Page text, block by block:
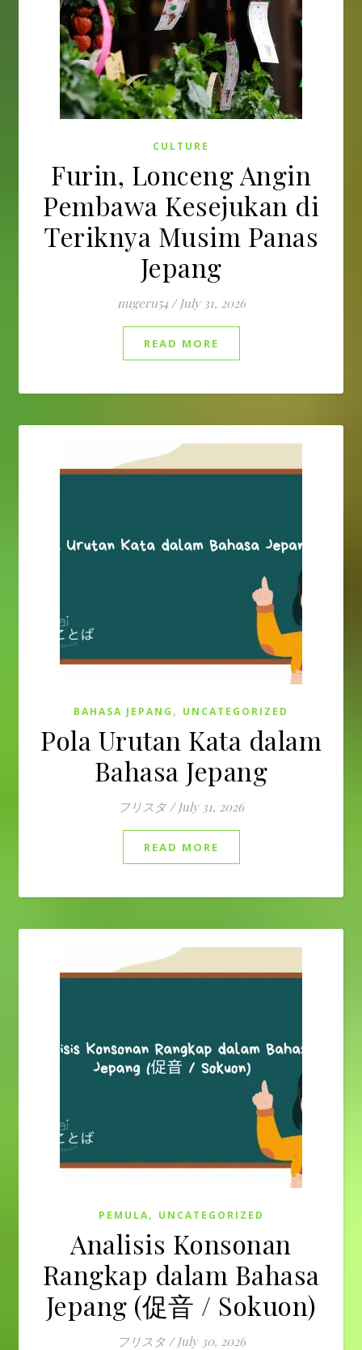
CULTURE
Furin, Lonceng Angin
Pembawa Kesejukan di
Teriknya Musim Panas
Jepang
nugeru54 / July 31, 2026
READ MORE
BAHASA JEPANG , UNCATEGORIZED
Pola Urutan Kata dalam
Bahasa Jepang
フリスタ / July 31, 2026
READ MORE
PEMULA, UNCATEGORIZED
Analisis Konsonan
Rangkap dalam Bahasa
Jepang (促音 / Sokuon)
フリスタ / July 30, 2026